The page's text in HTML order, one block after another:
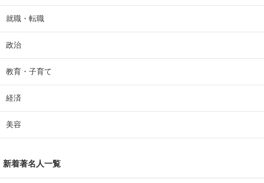
就職・転職
政治
教育・子育て
経済
美容
新着著名人一覧